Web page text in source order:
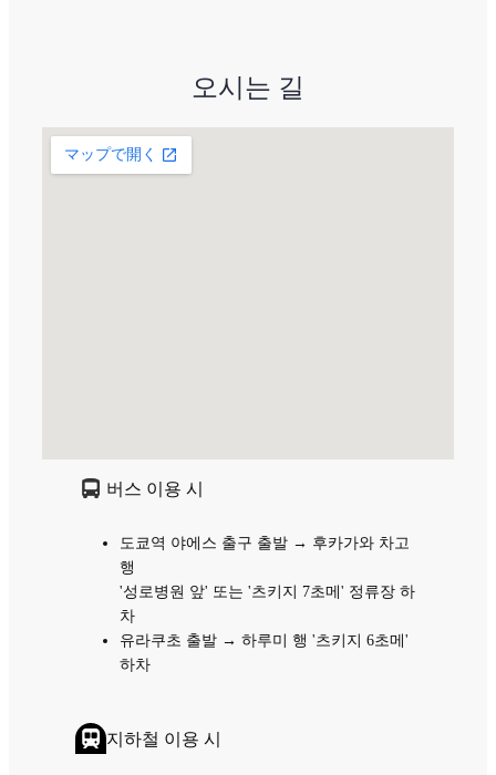
오시는 길
버스 이용 시
도쿄역 야에스 출구 출발 → 후카가와 차고
행
'성로병원 앞' 또는 '츠키지 7초메' 정류장 하
차
유라쿠초 출발 → 하루미 행 '츠키지 6초메'
하차
지하철 이용 시